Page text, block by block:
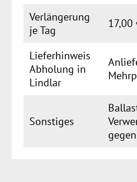
Verlängerung
je Tag
17,00
Lieferhinweis
Abholung in
Lindlar
Sonstiges